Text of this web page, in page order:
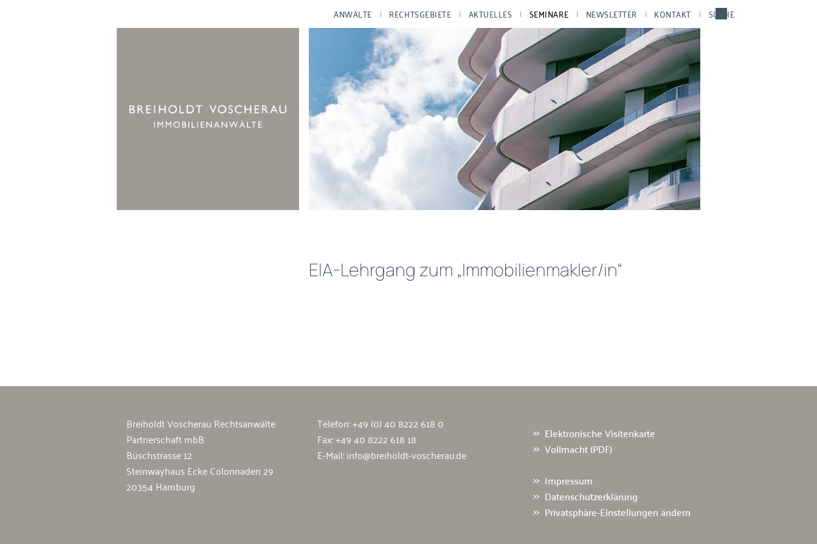
ANWÄLTE RECHTSGEBIETE AKTUELLES SEMINARE NEWSLETTER KONTAKT SUCHE
EIA-Lehrgang zum „Immobilienmakler/in“
Breiholdt Voscherau Rechtsanwälte
Partnerschaft mbB
Büschstrasse 12
Steinwayhaus Ecke Colonnaden 29
20354 Hamburg
Telefon:+49 (0) 40 8222 618 0
Fax: +49 40 8222 618 18
E-Mail:info@breiholdt-voscherau.de
Elektronische Visitenkarte
Vollmacht (PDF)
Impressum
Datenschutzerklärung
Privatsphäre-Einstellungen ändern